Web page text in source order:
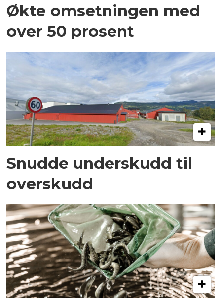
Økte omsetningen med
over 50 prosent
Snudde underskudd til
overskudd